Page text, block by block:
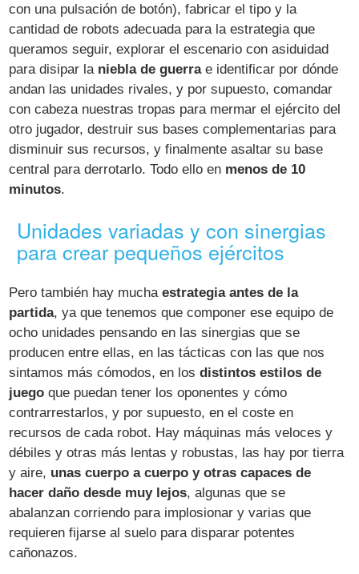
con una pulsación de botón), fabricar el tipo y la
cantidad de robots adecuada para la estrategia que
queramos seguir, explorar el escenario con asiduidad
para disipar la niebla de guerrae identificar por dónde
andan las unidades rivales, y por supuesto, comandar
con cabeza nuestras tropas para mermar el ejército del
otro jugador, destruir sus bases complementarias para
disminuir sus recursos, y finalmente asaltar su base
central para derrotarlo. Todo ello en menos de 10
minutos.
Unidades variadas y con sinergias
para crear pequeños ejércitos
Pero también hay muchaestrategia antes de la
partida, ya que tenemos que componer ese equipo de
ocho unidades pensando en las sinergias que se
producen entre ellas, en las tácticas con las que nos
sintamos más cómodos, en losdistintos estilos de
juego que puedan tener los oponentes y cómo
contrarrestarlos, y por supuesto, en el coste en
recursos de cada robot. Hay máquinas más veloces y
débiles y otras más lentas y robustas, las hay por tierra
y aire, unas cuerpo a cuerpo y otras capaces de
hacer daño desde muy lejos, algunas que se
abalanzan corriendo para implosionar y varias que
requieren fijarse al suelo para disparar potentes
cañonazos.